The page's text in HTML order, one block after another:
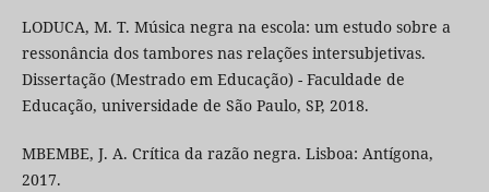
LODUCA, M. T. Música negra na escola: um estudo sobre a
ressonância dos tambores nas relações intersubjetivas.
Dissertação (Mestrado em Educação) - Faculdade de
Educação, universidade de São Paulo, SP, 2018.
MBEMBE, J. A. Crítica da razão negra. Lisboa: Antígona,
2017.